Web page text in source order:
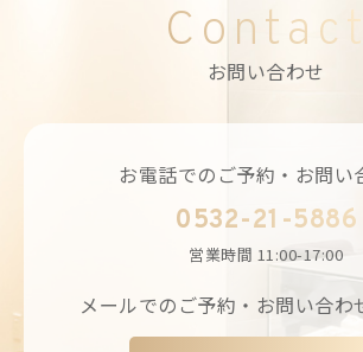
Contact
お問い合わせ
お電話でのご予約・お問い
0532-21-5886
営業時間 11:00-17:00
メールでのご予約・お問い合わ